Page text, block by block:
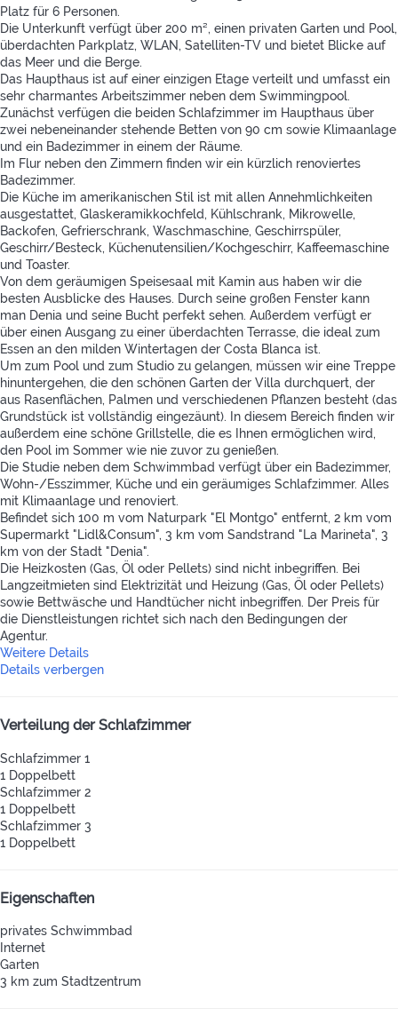
Platz für 6 Personen.
Die Unterkunft verfügt über 200 m², einen privaten Garten und Pool,
überdachten Parkplatz, WLAN, Satelliten-TV und bietet Blicke auf
das Meer und die Berge.
Das Haupthaus ist auf einer einzigen Etage verteilt und umfasst ein
sehr charmantes Arbeitszimmer neben dem Swimmingpool.
Zunächst verfügen die beiden Schlafzimmer im Haupthaus über
zwei nebeneinander stehende Betten von 90 cm sowie Klimaanlage
und ein Badezimmer in einem der Räume.
Im Flur neben den Zimmern finden wir ein kürzlich renoviertes
Badezimmer.
Die Küche im amerikanischen Stil ist mit allen Annehmlichkeiten
ausgestattet, Glaskeramikkochfeld, Kühlschrank, Mikrowelle,
Backofen, Gefrierschrank, Waschmaschine, Geschirrspüler,
Geschirr/Besteck, Küchenutensilien/Kochgeschirr, Kaffeemaschine
und Toaster.
Von dem geräumigen Speisesaal mit Kamin aus haben wir die
besten Ausblicke des Hauses. Durch seine großen Fenster kann
man Denia und seine Bucht perfekt sehen. Außerdem verfügt er
über einen Ausgang zu einer überdachten Terrasse, die ideal zum
Essen an den milden Wintertagen der Costa Blanca ist.
Um zum Pool und zum Studio zu gelangen, müssen wir eine Treppe
hinuntergehen, die den schönen Garten der Villa durchquert, der
aus Rasenflächen, Palmen und verschiedenen Pflanzen besteht (das
Grundstück ist vollständig eingezäunt). In diesem Bereich finden wir
außerdem eine schöne Grillstelle, die es Ihnen ermöglichen wird,
den Pool im Sommer wie nie zuvor zu genießen.
Die Studie neben dem Schwimmbad verfügt über ein Badezimmer,
Wohn-/Esszimmer, Küche und ein geräumiges Schlafzimmer. Alles
mit Klimaanlage und renoviert.
Befindet sich 100 m vom Naturpark "El Montgo" entfernt, 2 km vom
Supermarkt "Lidl&Consum", 3 km vom Sandstrand "La Marineta", 3
km von der Stadt "Denia".
Die Heizkosten (Gas, Öl oder Pellets) sind nicht inbegriffen. Bei
Langzeitmieten sind Elektrizität und Heizung (Gas, Öl oder Pellets)
sowie Bettwäsche und Handtücher nicht inbegriffen. Der Preis für
die Dienstleistungen richtet sich nach den Bedingungen der
Agentur.
Weitere Details
Details verbergen
Verteilung der Schlafzimmer
Schlafzimmer 1
1 Doppelbett
Schlafzimmer 2
1 Doppelbett
Schlafzimmer 3
1 Doppelbett
Eigenschaften
privates Schwimmbad
Internet
Garten
3 km zum Stadtzentrum